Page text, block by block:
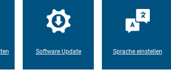
Software Update Sprache einstellen